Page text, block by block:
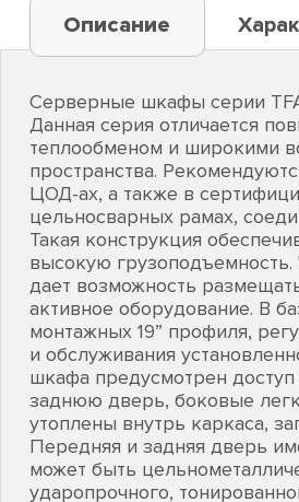
Описание
Серверные шкафы серии
Данная серия отличается
теплообменом и широкими
пространства.
ЦОД-ах, а также в
цельносварных рамах,
Такая конструкция
высокую грузоподъемность.
дает возможность
активное оборудование. В
монтажных 19” профиля,
и обслуживания
шкафа предусмотрен
заднюю дверь, боковые
утоплены внутрь каркаса,
Передняя и задняя дверь
может быть
ударопрочного,